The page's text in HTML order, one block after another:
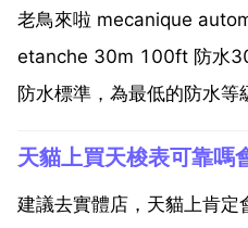
望對您有幫助 不用收費，天
錶帶...
老鳥來啦 mecanique
etanche 30m 100ft 防水
防水標準，為最低的防水等
時間浸入水中，戴著洗臉洗
l164 264 1...
建議去實體店，天貓上肯